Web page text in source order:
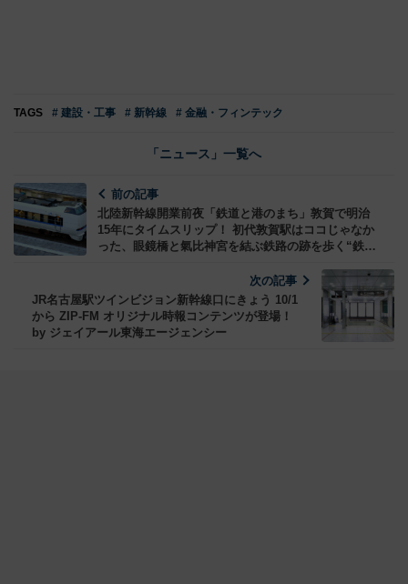
TAGS # 建設・工事 # 新幹線 # 金融・フィンテック
「ニュース」一覧へ
前の記事
北陸新幹線開業前夜「鉄道と港のまち」敦賀で明治
15年にタイムスリップ！ 初代敦賀駅はココじゃなか
った、眼鏡橋と氣比神宮を結ぶ鉄路の跡を歩く“鉄さ
次の記事
JR名古屋駅ツインビジョン新幹線口にきょう 10/1
から ZIP-FM オリジナル時報コンテンツが登場！
by ジェイアール東海エージェンシー